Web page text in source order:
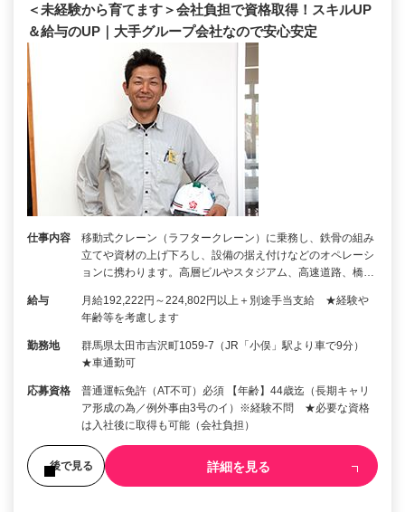
＜未経験から育てます＞会社負担で資格取得！スキルUP
＆給与のUP｜大手グループ会社なので安心安定
仕事内容
移動式クレーン（ラフタークレーン）に乗務し、鉄骨の組み
立てや資材の上げ下ろし、設備の据え付けなどのオペレーシ
ョンに携わります。高層ビルやスタジアム、高速道路、橋…
給与
月給192,222円～224,802円以上＋別途手当支給 ★経験や
年齢等を考慮します
勤務地
群馬県太田市吉沢町1059-7（JR「小俣」駅より車で9分）
★車通勤可
応募資格
普通運転免許（AT不可）必須 【年齢】44歳迄（長期キャリ
ア形成の為／例外事由3号のイ）※経験不問 ★必要な資格
は入社後に取得も可能（会社負担）
後で見る 詳細を見る